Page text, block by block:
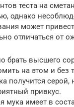
теста на
однако
может
отличаться от
брать высшего
на этом и без
получится серой,
привкус.
мука имеет в